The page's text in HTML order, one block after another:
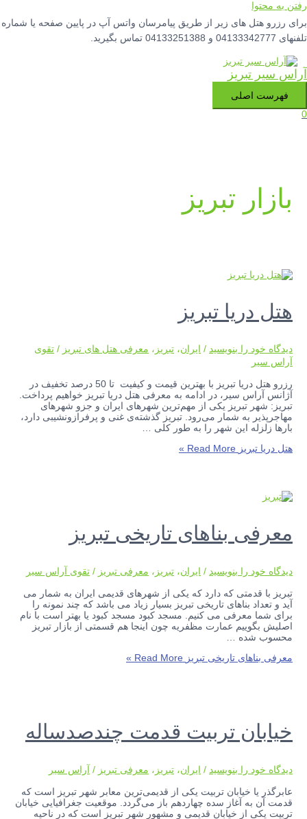
رفتن به محتوا
برای رزرو هتل های زیر از طریق پیامرسان واتس آپ در پایین صفحه یا شماره
تلفنهای 04133342777 و 04133251388 تماس بگیرید.
آراس سیر تبریز
فهرست اصلی
0
بازار تبریز
هتل دریا تبریز
دیدگاه‌ خود را بنویسید / ایران،تبریز ، معرفی هتل های تبریز /تقوی
آراس سیر
رزرو هتل دریا تبریز با بهترین قیمت و کیفیت تا 50 درصد تخفیف در
آژانس آراس سیر، در ادامه به معرفی هتل دریا تبریز خواهیم پرداخت.
تبریز: شهر تبریز یکی از مهم‌ترین شهرهای ایران و جزو شهرهای
مهاجرپذیر به شمار می‌رود. تبریز گذشته‌ی غنی و پرفرازونشیبی دارد،
بارها زلزله این شهر را به طور کلی …
هتل دریا تبریز
معرفی بناهای تاریخی تبریز
دیدگاه‌ خود را بنویسید / ایران،تبریز ، معرفی تبریز /تقوی آراس سیر
تبریز با قدمتی که دارد که یکی از شهرهای قدیمی ایران به شمار می
آید و تعداد بناهای تاریخی تبریز بسیار زیاد می باشد که چند نمونه را
برای شما معرفی می کنیم. مسجد کبود مسجد کبود یا بهتر است با نام
اصلیش بگوییم عمارت مظفریه چون اینجا هم قسمتی از بازار تبریز
محسوب شده …
معرفی بناهای تاریخی تبریز
خیابان تربیت قدمت چندصدساله
دیدگاه‌ خود را بنویسید / ایران،تبریز ، معرفی تبریز / آراس سیر
عابرگذر یا خیابان تربیت یکی از قدیمی‌ترین معابر شهر تبریز است که
قدمت آن به آغاز سده چهاردهم باز می‌گردد. موقعیت جغرافیایی خیابان
تربیت یکی از خیابان قدیمی و مشهور شهر تبریز است که در ناحیه